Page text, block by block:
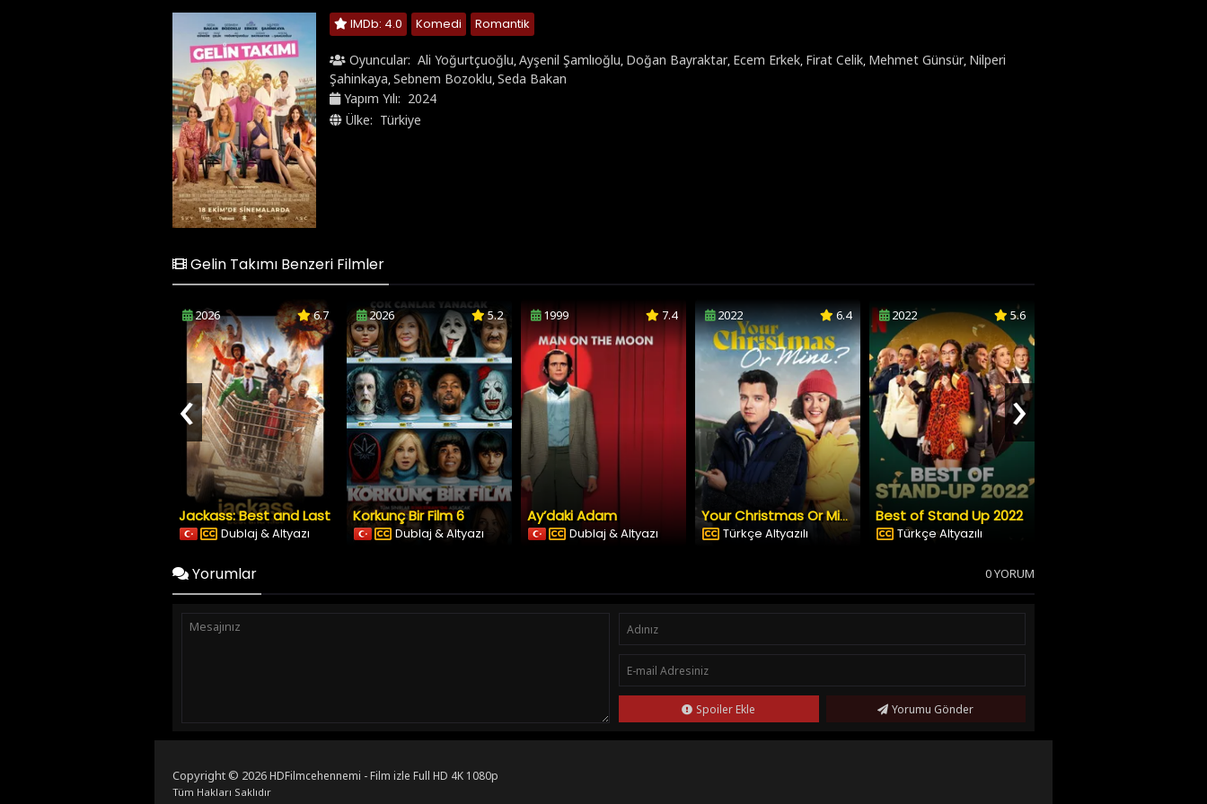
IMDb: 4.0 Komedi Romantik
Oyuncular: Ali Yoğurtçuoğlu,Ayşenil Şamlıoğlu, Doğan Bayraktar, Ecem Erkek, Firat Celik, Mehmet Günsür, Nilperi
Şahinkaya,Sebnem Bozoklu,Seda Bakan
Yapım Yılı: 2024
Ülke: Türkiye
Gelin Takımı Benzeri Filmler
2026 6.7
Jackass: Best and Last
Dublaj & Altyazı
2026 5.2
Korkunç Bir Film 6
Dublaj & Altyazı
1999 7.4
Ay’daki Adam
Dublaj & Altyazı
2022 6.4
Your Christmas Or Mine?
Türkçe Altyazılı
2022 5.6
Best of Stand Up 2022
Türkçe Altyazılı
‹ ›
Yorumlar 0 YORUM
Spoiler Ekle Yorumu Gönder
Copyright © 2026HDFilmcehennemi - Film izle Full HD 4K 1080p
Tüm Hakları Saklıdır